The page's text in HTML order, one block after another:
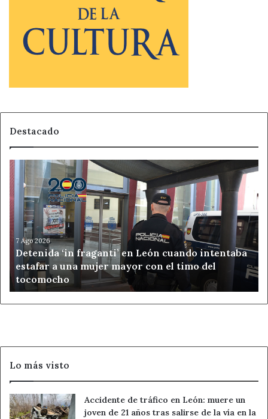
Destacado
Detenida
‘in
fraganti’
en
León
cuando
intentaba
estafar
una
mujer
mayor
tocomocho
7 Ago 2026
Detenida ‘in fraganti’ en León cuando intentaba
estafar a una mujer mayor con el timo del
tocomocho
Lo más visto
Accidente de tráfico en León: muere un
joven de 21 años tras salirse de la vía en la